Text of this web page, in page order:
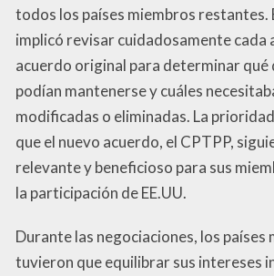
todos los países miembros restantes.
implicó revisar cuidadosamente cada
acuerdo original para determinar qué
podían mantenerse y cuáles
modificadas o eliminadas. La
que el nuevo acuerdo, el CPTPP,
relevante y beneficioso para sus
la participación de EE.UU.
Durante las negociaciones, los países
tuvieron que equilibrar sus intereses